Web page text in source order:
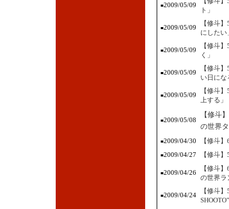
■2009/05/09
ト」
■2009/05/09
【修斗
にしたい
■2009/05/09
【修斗
く」
■2009/05/09
【修斗
い日にな
■2009/05/09
【修斗
上する」
■2009/05/08
【修斗
の世界
■2009/04/30 【修斗
■2009/04/27 【修斗
■2009/04/26
【修斗
の世界ラ
■2009/04/24
【修斗